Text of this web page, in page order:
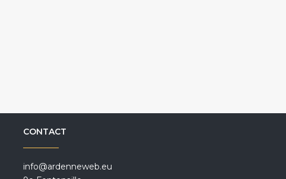
CONTACT
info@ardenneweb.eu